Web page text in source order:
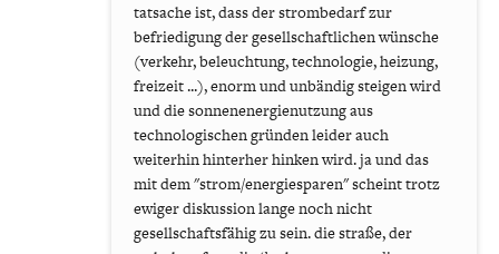
tatsache ist, dass der strombedarf zur
befriedigung der gesellschaftlichen wünsche
(verkehr, beleuchtung, technologie, heizung,
freizeit ...), enorm und unbändig steigen wird
und die sonnenenergienutzung aus
technologischen gründen leider auch
weiterhin hinterher hinken wird. ja und das
mit dem "strom/energiesparen" scheint trotz
ewiger diskussion lange noch nicht
gesellschaftsfähig zu sein. die straße, der